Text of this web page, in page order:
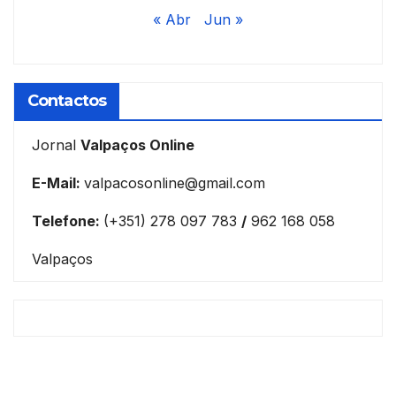
« Abr Jun »
Contactos
Jornal Valpaços Online
E-Mail: valpacosonline@gmail.com
Telefone: (+351) 278 097 783 / 962 168 058
Valpaços